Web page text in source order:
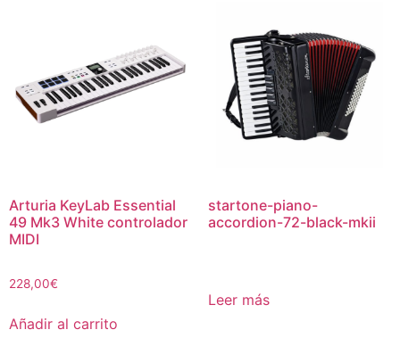
Arturia KeyLab Essential
49 Mk3 White controlador
MIDI
228,00€
Añadir al carrito
startone-piano-
accordion-72-black-mkii
Leer más